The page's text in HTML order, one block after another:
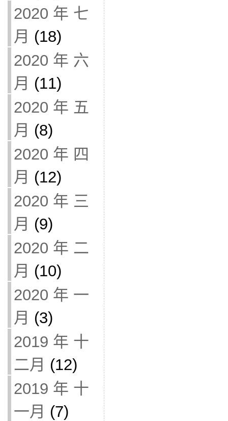
2020 年 七
月 (18)
2020 年 六
月 (11)
2020 年 五
月 (8)
2020 年 四
月 (12)
2020 年 三
月 (9)
2020 年 二
月 (10)
2020 年 一
月 (3)
2019 年 十
二月 (12)
2019 年 十
一月 (7)